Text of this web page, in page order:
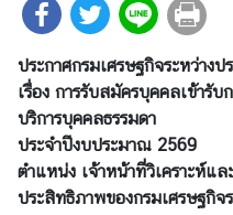
ษ
กิ
จ
ร
ะ
ห
ว่
ประกาศกรมเศรษฐกิจระหว่างป
เรื่อง การรับสมัครบุคคลเข้ารั
บริการบุคคลธรรมดา
ประจำปีงบประมาณ 2569
ตำแหน่ง เจ้าหน้าที่วิเคราะห์แล
ประสิทธิภาพของกรมเศรษฐกิจ